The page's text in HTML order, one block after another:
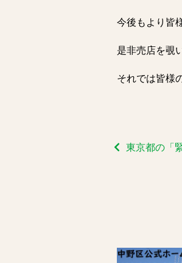
今後もより皆
是非売店を覗
それでは皆様
東京都の「緊急事態宣言」再発